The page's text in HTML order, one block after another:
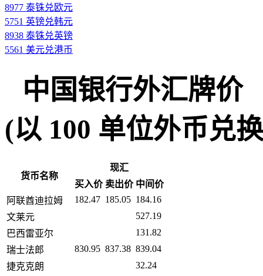
8977 泰铢兑欧元
5751 英镑兑韩元
8938 泰铢兑英镑
5561 美元兑港币
中国银行外汇牌价
(以 100 单位外币兑
货币名称
现汇
买入价 卖出价 中间价
阿联酋迪拉姆
182.47 185.05 184.16
文莱元
527.19
巴西雷亚尔
131.82
瑞士法郎
830.95 837.38 839.04
捷克克朗
32.24